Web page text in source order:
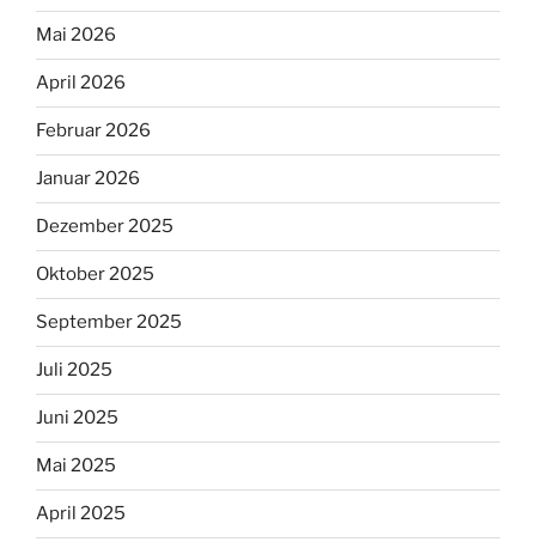
Mai 2026
April 2026
Februar 2026
Januar 2026
Dezember 2025
Oktober 2025
September 2025
Juli 2025
Juni 2025
Mai 2025
April 2025